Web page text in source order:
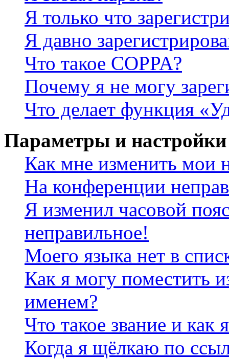
Я только что
Я давно
Что такое COPPA?
Почему я не могу
Что делает функция
Параметры и настройки
Как мне изменить мои
На конференции
Я изменил часовой
неправильное!
Моего языка нет в
Как я могу поместить
именем?
Что такое звание и как
Когда я щёлкаю по